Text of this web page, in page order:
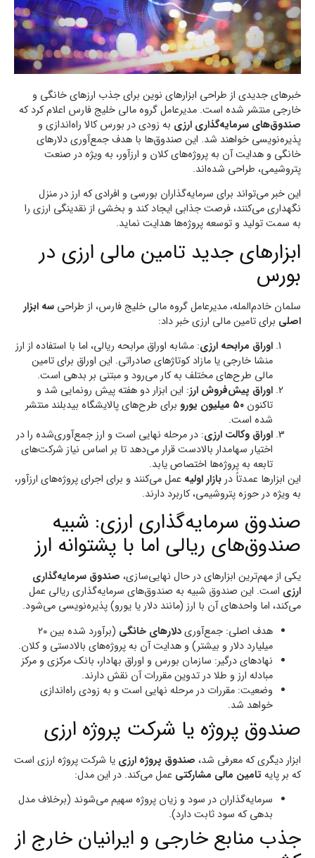
خبرهای جدیدی از طراحی ابزارهای نوین برای جذب ارزهای خانگی و
خارجی منتشر شده است. مدیرعامل گروه مالی خلیج فارس اعلام کرد که
صندوق‌های سرمایه‌گذاری ارزی به زودی در بورس کالا راه‌اندازی و
پذیره‌نویسی خواهند شد. این صندوق‌ها با هدف جمع‌آوری دلارهای
خانگی و هدایت آن به پروژه‌های کلان و ارزآور، به ویژه در صنعت
پتروشیمی، طراحی شده‌اند.
این خبر می‌تواند برای سرمایه‌گذاران بورسی و افرادی که ارز در منزل
نگهداری می‌کنند، فرصت جذابی ایجاد کند و بخشی از نقدینگی ارزی را
به سمت تولید و توسعه پروژه‌ها هدایت نماید.
ابزارهای جدید تامین مالی ارزی در
بورس
سلمان خادم‌المله، مدیرعامل گروه مالی خلیج فارس، از طراحی سه ابزار
اصلی برای تامین مالی ارزی خبر داد:
اوراق مرابحه ارزی: مشابه اوراق مرابحه ریالی، اما با استفاده از ارز
منشا خارجی یا مازاد کوتاژهای صادراتی. این اوراق برای تامین
مالی طرح‌های مختلف به کار می‌رود و مبتنی بر بدهی است.
اوراق پیش‌فروش ارز: این ابزار دو هفته پیش رونمایی شد و
تاکنون ۵۰ میلیون یورو
برای طرح‌های پالایشگاه بیدبلند منتشر
شده است.
اوراق وکالت ارزی: در مرحله نهایی است و ارز جمع‌آوری‌شده را در
اختیار سهامدار بالادست قرار می‌دهد تا بر اساس نیاز شرکت‌های
تابعه به پروژه‌ها اختصاص یابد.
این ابزارها عمدتاً دربازار اولیه عمل می‌کنند و برای اجرای پروژه‌های ارزآور،
به ویژه در حوزه پتروشیمی، کاربرد دارند.
صندوق سرمایه‌گذاری ارزی: شبیه
صندوق‌های ریالی اما با پشتوانه ارز
یکی از مهم‌ترین ابزارهای در حال نهایی‌سازی، صندوق سرمایه‌گذاری
ارزی است. این صندوق شبیه به صندوق‌های سرمایه‌گذاری ریالی عمل
می‌کند، اما واحدهای آن با ارز (مانند دلار یا یورو) پذیره‌نویسی می‌شود.
هدف اصلی: جمع‌آوریدلارهای خانگی
(برآورد شده بین ۲۰
میلیارد دلار و بیشتر) و هدایت آن به پروژه‌های بالادستی و کلان.
نهادهای درگیر: سازمان بورس و اوراق بهادار، بانک مرکزی و مرکز
مبادله ارز و طلا در تدوین مقررات آن نقش دارند.
وضعیت: مقررات در مرحله نهایی است و به زودی راه‌اندازی
خواهد شد.
صندوق پروژه یا شرکت پروژه ارزی
ابزار دیگری که معرفی شد، صندوق پروژه ارزی یا شرکت پروژه ارزی است
که بر پایه تامین مالی مشارکتی عمل می‌کند. در این مدل:
سرمایه‌گذاران در سود و زیان پروژه سهیم می‌شوند (برخلاف مدل
بدهی که سود ثابت دارد).
جذب منابع خارجی و ایرانیان خارج از